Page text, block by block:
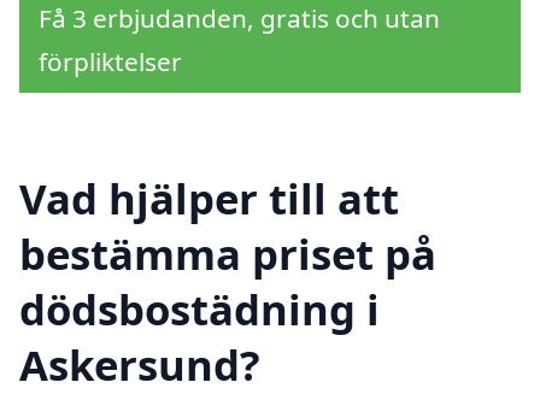
Få 3 erbjudanden, gratis och utan
förpliktelser
Vad hjälper till att
bestämma priset på
dödsbostädning i
Askersund?